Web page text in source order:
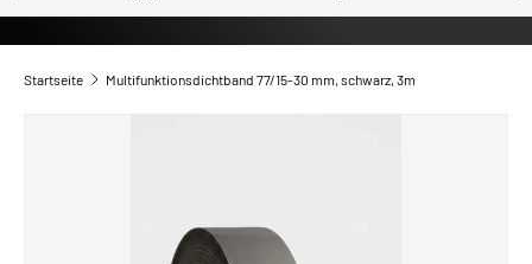
Startseite Multifunktionsdichtband 77/15-30 mm, schwarz, 3m